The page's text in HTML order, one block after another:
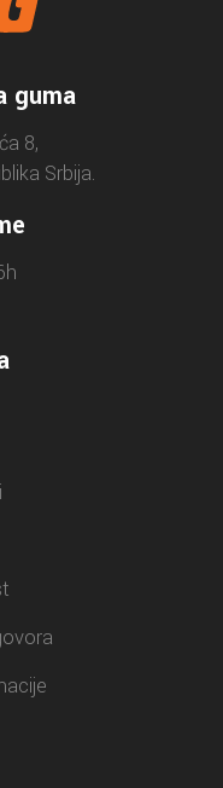
guma
8,
Srbija.